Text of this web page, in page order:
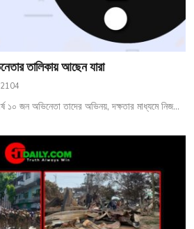
তালিকায় আছেন যারা
2104
১০ জন অভিনেতা তাদের অভিনয়, দক্ষতার মাধ্যমে নিজ...